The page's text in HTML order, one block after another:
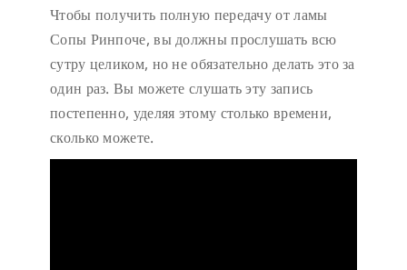
Чтобы получить полную передачу от ламы
Сопы Ринпоче, вы должны прослушать всю
сутру целиком, но не обязательно делать это за
один раз. Вы можете слушать эту запись
постепенно, уделяя этому столько времени,
сколько можете.